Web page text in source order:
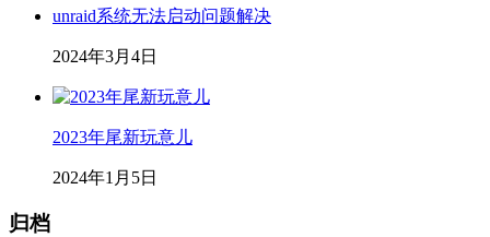
unraid系统无法启动问题解决
2024年3月4日
2023年尾新玩意儿
2024年1月5日
归档